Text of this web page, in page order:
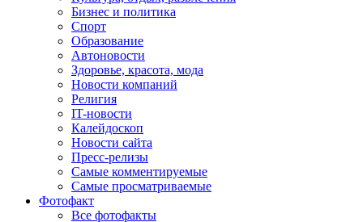
Бизнес и политика
Спорт
Образование
Автоновости
Здоровье, красота, мода
Новости компаний
Религия
IT-новости
Калейдоскоп
Новости сайта
Пресс-релизы
Самые комментируемые
Самые просматриваемые
Фотофакт
Все фотофакты